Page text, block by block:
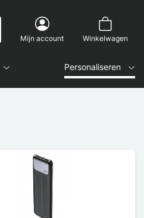
Mijn account Winkelwagen
Personaliseren